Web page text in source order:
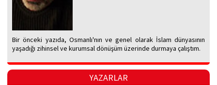
Bir önceki yazıda, Osmanlı'nın ve genel olarak İslam dünyasının
yaşadığı zihinsel ve kurumsal dönüşüm üzerinde durmaya çalıştım.
YAZARLAR